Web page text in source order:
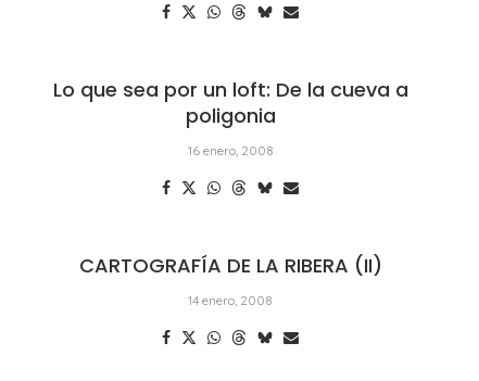
Lo que sea por un loft: De la cueva a
poligonia
16 enero, 2008
CARTOGRAFÍA DE LA RIBERA (II)
14 enero, 2008